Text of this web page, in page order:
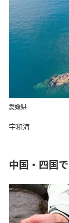
愛媛県
宇和海
中国・四国